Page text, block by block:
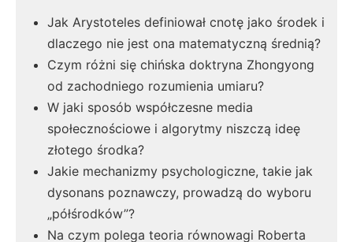
Jak Arystoteles definiował cnotę jako środek i
dlaczego nie jest ona matematyczną średnią?
Czym różni się chińska doktryna Zhongyong
od zachodniego rozumienia umiaru?
W jaki sposób współczesne media
społecznościowe i algorytmy niszczą ideę
złotego środka?
Jakie mechanizmy psychologiczne, takie jak
dysonans poznawczy, prowadzą do wyboru
„półśrodków”?
Na czym polega teoria równowagi Roberta